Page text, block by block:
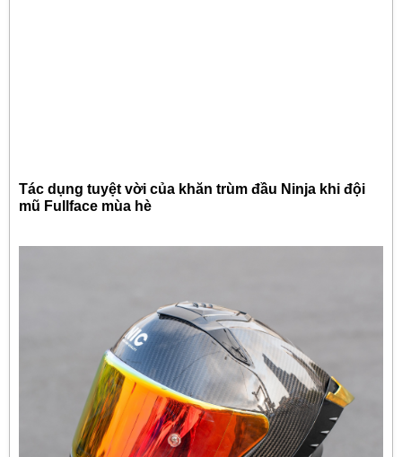
Tác dụng tuyệt vời của khăn trùm đầu Ninja khi đội
mũ Fullface mùa hè